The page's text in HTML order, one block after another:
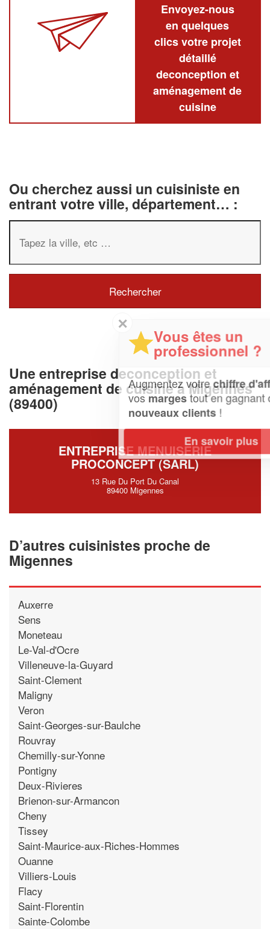
Envoyez-nous
en quelques
clics votre projet
détaillé
deconception et
aménagement de
cuisine
Ou cherchez aussi un cuisiniste en
entrant votre ville, département… :
Une entreprise deconception et
aménagement de cuisine à Migennes
(89400)
ENTREPRISE MENUISERIE
PROCONCEPT (SARL)
13 Rue Du Port Du Canal
89400 Migennes
D’autres cuisinistes proche de
Migennes
Auxerre
Sens
Moneteau
Le-Val-d'Ocre
Villeneuve-la-Guyard
Saint-Clement
Maligny
Veron
Saint-Georges-sur-Baulche
Rouvray
Chemilly-sur-Yonne
Pontigny
Deux-Rivieres
Brienon-sur-Armancon
Cheny
Tissey
Saint-Maurice-aux-Riches-Hommes
Ouanne
Villiers-Louis
Flacy
Saint-Florentin
Sainte-Colombe
Vous êtes un
professionnel ?
Augmentez votrechiffre d'affaireset
vosmargestout en gagnant de
nouveaux clients!
En savoir plus